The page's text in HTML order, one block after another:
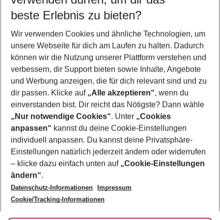
5-8 Nächte
2 Erwachsene Keine Kinder
Mehr Filter anzeigen
Footer
Footer navigation
Über uns
AGB
Bestpreisgarantie
Cookie-Einstellungen ändern
Cookie-Richtlinie
Agenturbetreuung
Barrierefreies Reisen
Folge uns
beste Erlebnis zu bieten?
Wir verwenden Cookies und ähnliche Technologien, um
unsere Webseite für dich am Laufen zu halten. Dadurch
können wir die Nutzung unserer Plattform verstehen und
verbessern, dir Support bieten sowie Inhalte, Angebote
und Werbung anzeigen, die für dich relevant sind und zu
dir passen. Klicke auf „Alle akzeptieren“, wenn du
einverstanden bist. Dir reicht das Nötigste? Dann wähle
„Nur notwendige Cookies“. Unter „Cookies
anpassen“ kannst du deine Cookie-Einstellungen
individuell anpassen. Du kannst deine Privatsphäre-
Einstellungen natürlich jederzeit ändern oder widerrufen
– klicke dazu einfach unten auf „Cookie-Einstellungen
ändern“.
Datenschutz-Informationen
Impressum
Cookie/Tracking-Informationen